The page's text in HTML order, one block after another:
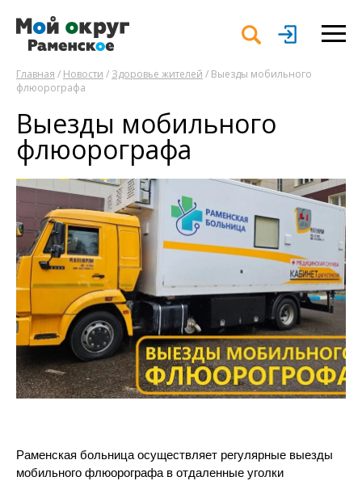
Главная / Новости / Здоровье жителей / Выезды мобильного
флюорографа
Выезды мобильного
флюорографа
Раменская больница осуществляет регулярные выезды
мобильного флюорографа в отдаленные уголки